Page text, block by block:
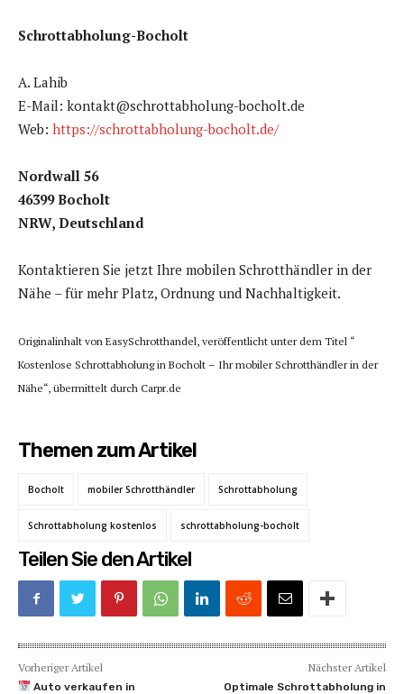
Schrottabholung-Bocholt
A. Lahib
E-Mail: kontakt@schrottabholung-bocholt.de
Web: https://schrottabholung-bocholt.de/
Nordwall 56
46399 Bocholt
NRW, Deutschland
Kontaktieren Sie jetzt Ihre mobilen Schrotthändler in der
Nähe – für mehr Platz, Ordnung und Nachhaltigkeit.
Originalinhalt von EasySchrotthandel, veröffentlicht unter dem Titel “
Kostenlose Schrottabholung in Bocholt – Ihr mobiler Schrotthändler in der
Nähe“, übermittelt durch Carpr.de
Themen zum Artikel
Bocholt mobiler Schrotthändler Schrottabholung
Schrottabholung kostenlos schrottabholung-bocholt
Teilen Sie den Artikel
Vorheriger Artikel
Auto verkaufen in
Nächster Artikel
Optimale Schrottabholung in